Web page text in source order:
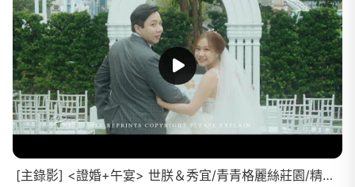
[主錄影] <證婚+午宴> 世朕＆秀宜/青青格麗絲莊園/精華MV